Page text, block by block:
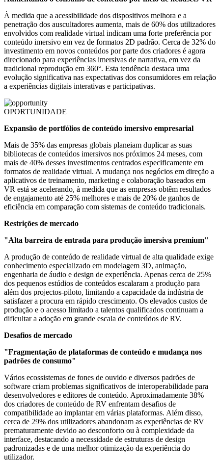
À medida que a acessibilidade dos dispositivos melhora e a
penetração dos auscultadores aumenta, mais de 60% dos utilizadores
envolvidos com realidade virtual indicam uma forte preferência por
conteúdo imersivo em vez de formatos 2D padrão. Cerca de 32% do
investimento em novos conteúdos por parte dos criadores é agora
direcionado para experiências imersivas de narrativa, em vez da
tradicional reprodução em 360°. Esta tendência destaca uma
evolução significativa nas expectativas dos consumidores em relação
a experiências digitais interativas e participativas.
OPORTUNIDADE
Expansão de portfólios de conteúdo imersivo empresarial
Mais de 35% das empresas globais planeiam duplicar as suas
bibliotecas de conteúdos imersivos nos próximos 24 meses, com
mais de 40% desses investimentos centrados especificamente em
formatos de realidade virtual. A mudança nos negócios em direção a
aplicativos de treinamento, marketing e colaboração baseados em
VR está se acelerando, à medida que as empresas obtêm resultados
de engajamento até 25% melhores e mais de 20% de ganhos de
eficiência em comparação com sistemas de conteúdo tradicionais.
Restrições de mercado
"Alta barreira de entrada para produção imersiva premium"
A produção de conteúdo de realidade virtual de alta qualidade exige
conhecimento especializado em modelagem 3D, animação,
engenharia de áudio e design de experiência. Apenas cerca de 25%
dos pequenos estúdios de conteúdos escalaram a produção para
além dos projectos-piloto, limitando a capacidade da indústria de
satisfazer a procura em rápido crescimento. Os elevados custos de
produção e o acesso limitado a talentos qualificados continuam a
dificultar a adoção em grande escala de conteúdos de RV.
Desafios de mercado
"Fragmentação de plataformas de conteúdo e mudança nos
padrões de consumo"
Vários ecossistemas de fones de ouvido e diversos padrões de
software criam problemas significativos de interoperabilidade para
desenvolvedores e editores de conteúdo. Aproximadamente 38%
dos criadores de conteúdo de RV enfrentam desafios de
compatibilidade ao implantar em várias plataformas. Além disso,
cerca de 29% dos utilizadores abandonam as experiências de RV
prematuramente devido ao desconforto ou à complexidade da
interface, destacando a necessidade de estruturas de design
padronizadas e de uma melhor otimização da experiência do
utilizador.